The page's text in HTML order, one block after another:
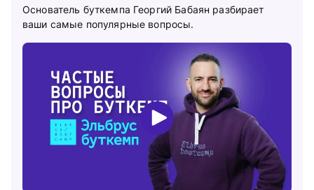
Основатель буткемпа Георгий Бабаян разбирает
ваши самые популярные вопросы.